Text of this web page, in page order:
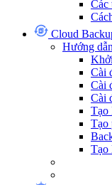
Các
Cloud
Hướng dẫn
Cài
Cài
Cài
Tạo
Tạo
Tạo